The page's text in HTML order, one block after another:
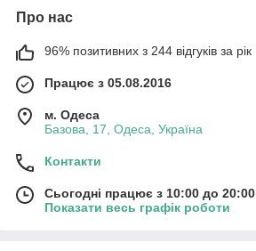
Про нас
96% позитивних з 244 відгуків за рік
Працює з 05.08.2016
м. Одеса
Базова, 17, Одеса, Україна
Контакти
Сьогодні працює з 10:00 до 20:00
Показати весь графік роботи